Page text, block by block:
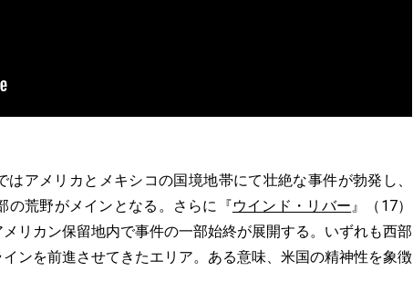
アメリカとメキシコの国境地帯にて壮絶な事件が勃発し、
の荒野がメインとなる。さらに『ウインド・リバー』（17）
リカン保留地内で事件の一部始終が展開する。いずれも西部
ンを前進させてきたエリア。ある意味、米国の精神性を象徴